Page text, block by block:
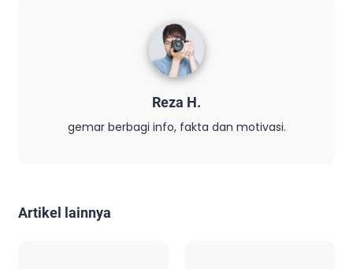
Reza H.
gemar berbagi info, fakta dan motivasi.
Artikel lainnya